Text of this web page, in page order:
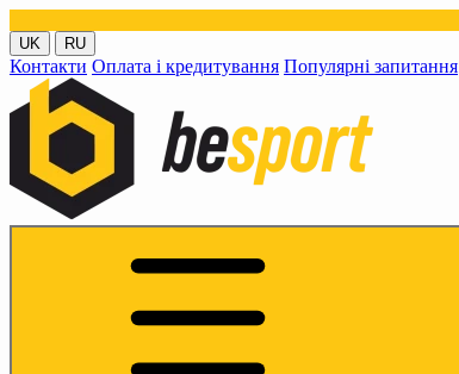
UK RU
Контакти Оплата і кредитування Популярні запитання